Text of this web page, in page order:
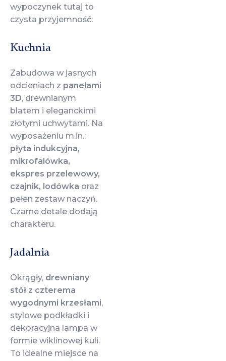
wypoczynek tutaj to
czysta przyjemność:
Kuchnia
Zabudowa w jasnych
odcieniach z panelami
3D, drewnianym
blatem i eleganckimi
złotymi uchwytami. Na
wyposażeniu m.in.:
płyta indukcyjna,
mikrofalówka,
ekspres przelewowy,
czajnik, lodówka oraz
pełen zestaw naczyń.
Czarne detale dodają
charakteru.
Jadalnia
Okrągły, drewniany
stół z czterema
wygodnymi krzesłami,
stylowe podkładki i
dekoracyjna lampa w
formie wiklinowej kuli.
To idealne miejsce na